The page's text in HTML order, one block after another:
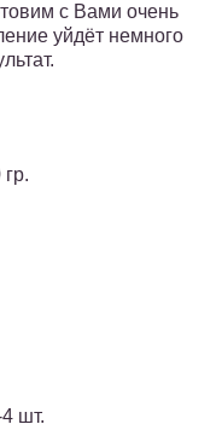
с Вами очень
уйдёт немного
шт.